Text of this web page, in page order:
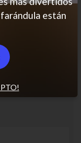
están